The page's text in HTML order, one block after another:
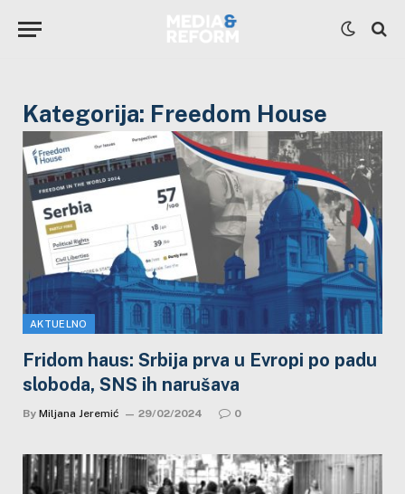
Kategorija: Freedom House
AKTUELNO
Fridom haus: Srbija prva u Evropi po padu
sloboda, SNS ih narušava
By Miljana Jeremić 29/02/2024 0